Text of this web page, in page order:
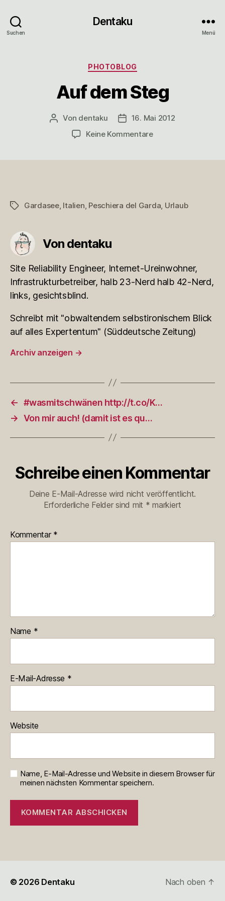
Suchen
Dentaku
Menü
Kategorien
PHOTOBLOG
Auf dem Steg
Beitragsautor
Von dentaku Veröffentlichungsdatum
16. Mai 2012
Keine Kommentarezu
Schlagwörter
Gardasee, Italien Peschiera del Garda Urlaub
Von dentaku
Site Reliability Engineer, Internet-Ureinwohner,
Infrastrukturbetreiber, halb 23-Nerd halb 42-Nerd,
links, gesichtsblind.
Schreibt mit "obwaltendem selbstironischem Blick
auf alles Expertentum" (Süddeutsche Zeitung)
Archiv anzeigen →
← #wasmitschwänen http://t.co/K…
→ Von mir auch! (damit ist es qu…
Schreibe einen Kommentar
Deine E-Mail-Adresse wird nicht veröffentlicht.
Erforderliche Felder sind mit * markiert
Kommentar *
Name *
E-Mail-Adresse *
Website
Name, E-Mail-Adresse und Website in diesem Browser für
meinen nächsten Kommentar speichern.
© 2026 Dentaku Nach oben ↑